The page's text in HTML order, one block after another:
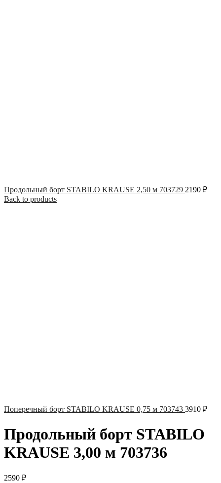
Продольный борт STABILO KRAUSE 2,50 м 703729 2190 ₽
Back to products
Поперечный борт STABILO KRAUSE 0,75 м 703743 3910 ₽
Продольный борт STABILO
KRAUSE 3,00 м 703736
2590 ₽